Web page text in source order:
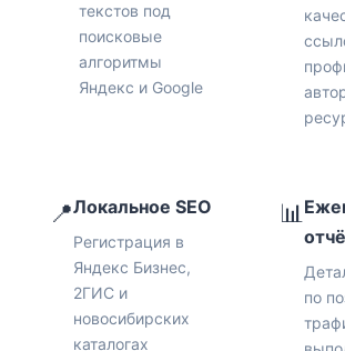
текстов под
поисковые
алгоритмы
Яндекс и Google
📍Локальное SEO
Регистрация в
Яндекс Бизнес,
2ГИС и
новосибирских
каталогах
📊
по